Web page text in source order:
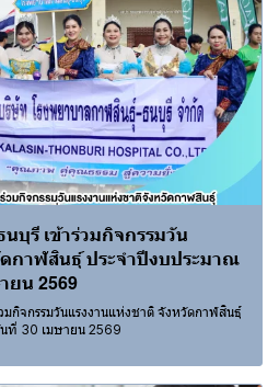
บุรี เข้าร่วมกิจกรรมวัน
กาฬสินธุ์ ประจำปีงบประมาณ
ยน 2569
กิจกรรมวันแรงงานแห่งชาติ จังหวัดกาฬสินธุ์
ที่ 30 เมษายน 2569